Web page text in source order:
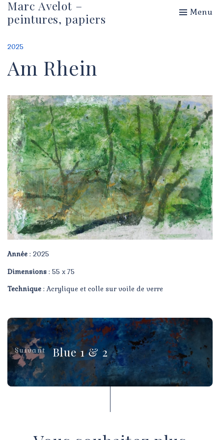
Marc Avelot –
peintures, papiers
Menu
2025
Am Rhein
Année : 2025
Dimensions : 55 x 75
Technique : Acrylique et colle sur voile de verre
Suivant Blue 1 & 2